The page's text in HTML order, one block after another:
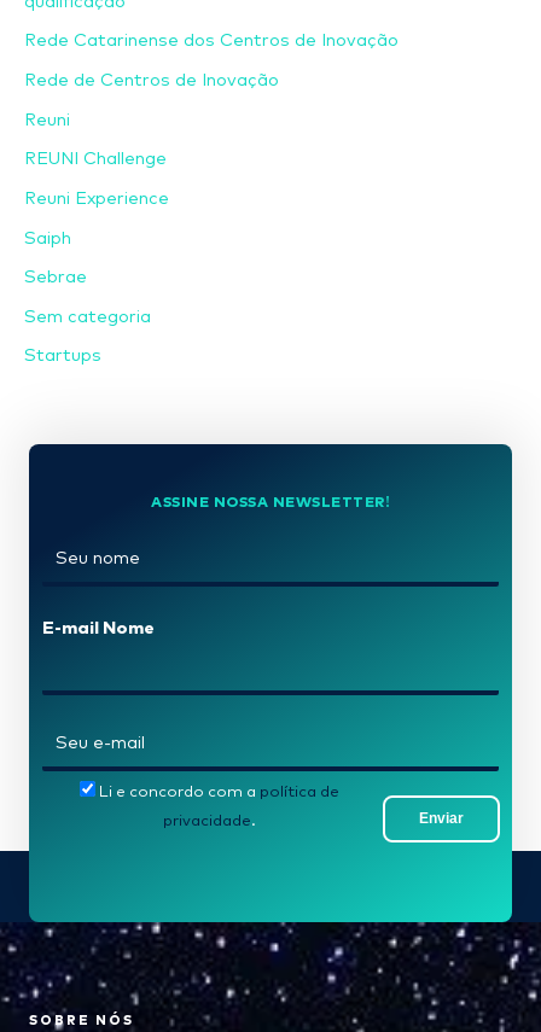
Rede Catarinense dos Centros de Inovação
Rede de Centros de Inovação
Reuni
REUNI Challenge
Reuni Experience
Saiph
Sebrae
Sem categoria
Startups
ASSINE NOSSA NEWSLETTER!
E-mail Nome
-
*
Enviar
Li e concordo com a política de
privacidade.
SOBRE NÓS